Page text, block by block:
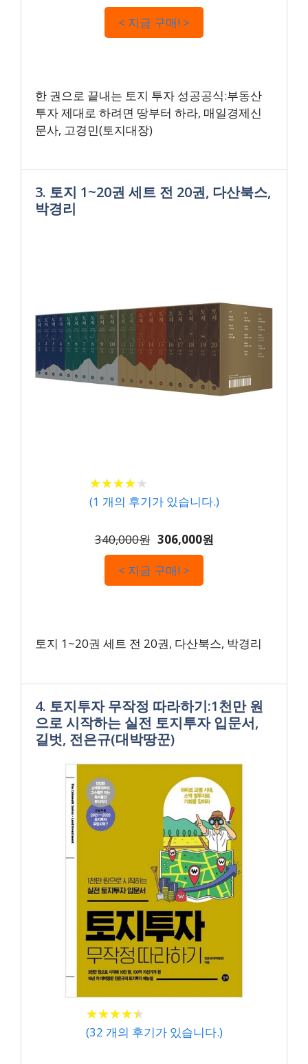
< 지금 구매! >
한 권으로 끝내는 토지 투자 성공공식:부동산
투자 제대로 하려면 땅부터 하라, 매일경제신
문사, 고경민(토지대장)
3. 토지 1~20권 세트 전 20권, 다산북스,
박경리
★★★★★
★★★★★
(1 개의 후기가 있습니다.)
340,000원 306,000원
< 지금 구매! >
토지 1~20권 세트 전 20권, 다산북스, 박경리
4. 토지투자 무작정 따라하기:1천만 원
으로 시작하는 실전 토지투자 입문서,
길벗, 전은규(대박땅꾼)
★★★★★
★★★★★
(32 개의 후기가 있습니다.)